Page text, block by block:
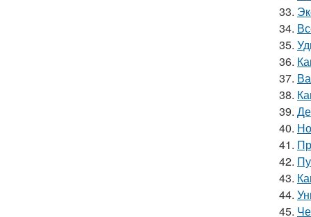
33.
34.
35.
36.
37.
38.
39.
40.
41.
42.
43.
44.
45.